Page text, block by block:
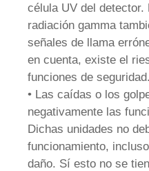
célula UV del
radiación gamma
señales de llama
en cuenta, existe el
funciones de seguridad.
• Las caídas o los
negativamente las
Dichas unidades no
funcionamiento,
daño. Sí esto no se